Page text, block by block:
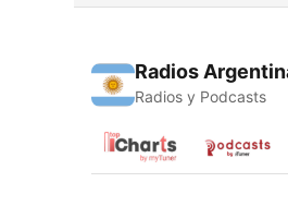
Radios
Radios y Podcasts